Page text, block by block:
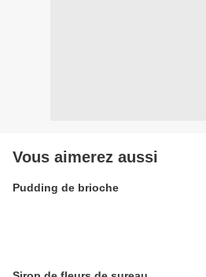
Vous aimerez aussi
Pudding de brioche